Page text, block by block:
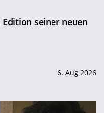
seiner neuen
6. Aug 2026